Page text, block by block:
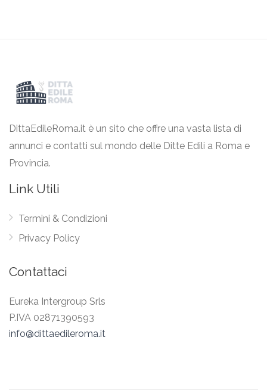
DittaEdileRoma.it è un sito che offre una vasta lista di
annunci e contatti sul mondo delle Ditte Edili a Roma e
Provincia.
Link Utili
Termini & Condizioni
Privacy Policy
Contattaci
Eureka Intergroup Srls
P.IVA 02871390593
info@dittaedileroma.it